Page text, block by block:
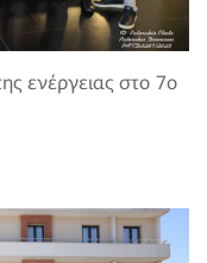
ενέργειας στο 7o